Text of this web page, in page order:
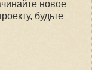
новое
будьте